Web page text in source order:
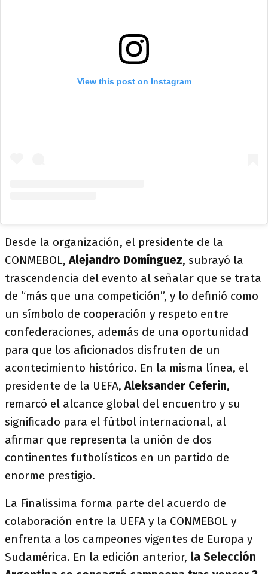
View this post on Instagram
Desde la organización, el presidente de la
CONMEBOL,Alejandro Domínguez, subrayó la
trascendencia del evento al señalar que se trata
de “más que una competición”, y lo definió como
un símbolo de cooperación y respeto entre
confederaciones, además de una oportunidad
para que los aficionados disfruten de un
acontecimiento histórico. En la misma línea, el
presidente de la UEFA,Aleksander Ceferin,
remarcó el alcance global del encuentro y su
significado para el fútbol internacional, al
afirmar que representa la unión de dos
continentes futbolísticos en un partido de
enorme prestigio.
La Finalissima forma parte del acuerdo de
colaboración entre la UEFA y la CONMEBOL y
enfrenta a los campeones vigentes de Europa y
Sudamérica. En la edición anterior, la Selección